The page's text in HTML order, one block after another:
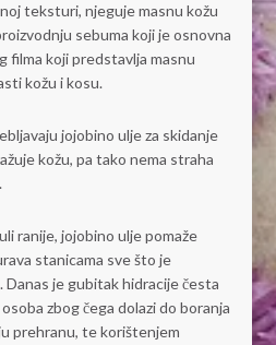
teksturi, njeguje masnu kožu
sebuma koji je osnovna
filma koji predstavlja masnu
kožu i kosu.
jojobino ulje za skidanje
kožu, pa tako nema straha
ranije, jojobino ulje pomaže
stanicama sve što je
je gubitak hidracije česta
zbog čega dolazi do boranja
prehranu, te korištenjem